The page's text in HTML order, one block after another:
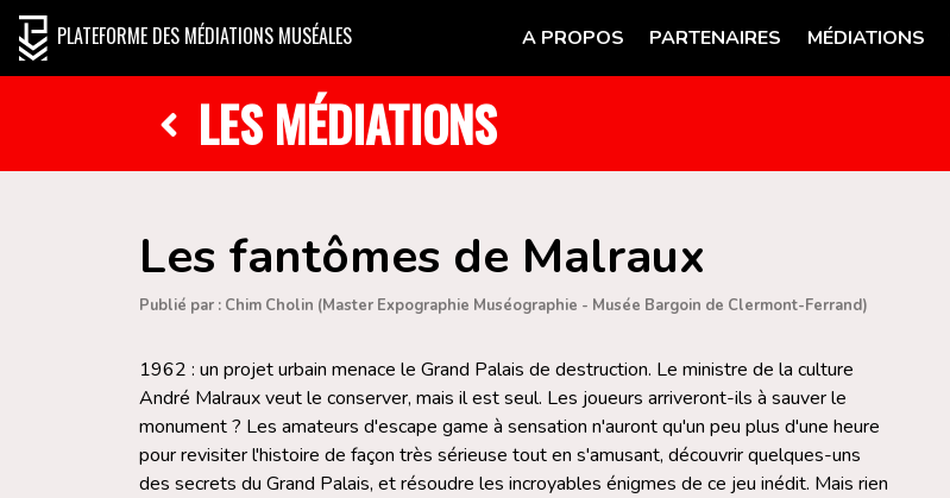
PLATEFORME DES MÉDIATIONS MUSÉALES A PROPOS PARTENAIRES MÉDIATIONS
LES MÉDIATIONS
Les fantômes de Malraux
Publié par : Chim Cholin (Master Expographie Muséographie - Musée Bargoin de Clermont-Ferrand)
1962 : un projet urbain menace le Grand Palais de destruction. Le ministre de la culture
André Malraux veut le conserver, mais il est seul. Les joueurs arriveront-ils à sauver le
monument ? Les amateurs d'escape game à sensation n'auront qu'un peu plus d'une heure
pour revisiter l'histoire de façon très sérieuse tout en s'amusant, découvrir quelques-uns
des secrets du Grand Palais, et résoudre les incroyables énigmes de ce jeu inédit. Mais rien